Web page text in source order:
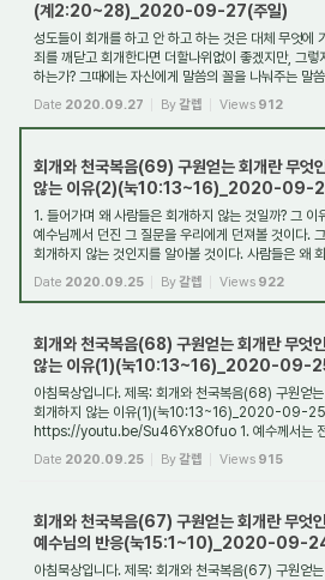
(계2:20~28)_2020-09-27(주일)
성도들이 회개를 하고 안 하고 하는 것은 대체 무엇에
죄를 깨닫고 회개한다면 더할나위없이 좋겠지만, 그
하는가? 그때에는 자신에게 말씀의 꼴을 나눠주는 말
해...
Date 2020.09.27 By갈렙 Views 912
회개와 천국복음(69) 구원얻는 회개란 무엇
않는 이유(2)(눅10:13~16)_2020-09-
1. 들어가며 왜 사람들은 회개하지 않는 것일까? 그 이
예수님께서 던진 그 질문을 우리에게 던져볼 것이다.
회개하지 않는 것인지를 알아볼 것이다. 사람들은 왜
귀찮아...
Date 2020.09.25 By갈렙 Views 922
회개와 천국복음(68) 구원얻는 회개란 무엇
않는 이유(1)(눅10:13~16)_2020-09-
아침묵상입니다. 제목: 회개와 천국복음(68) 구원얻
회개하지 않는 이유(1)(눅10:13~16)_2020-09-
https://youtu.be/Su46Yx8Ofuo 1. 예수께서는 전
어떤 말씀을 하셨나요? 예수께서는 70명...
Date 2020.09.25 By갈렙 Views 915
회개와 천국복음(67) 구원얻는 회개란 무엇
예수님의 반응(눅15:1~10)_2020-09-
아침묵상입니다. 제목: 회개와 천국복음(67) 구원얻